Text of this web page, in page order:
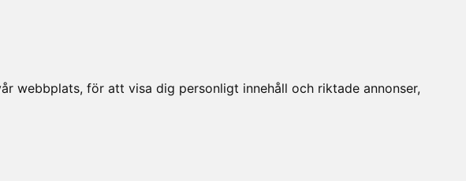
webbplats, för att visa dig personligt innehåll och riktade annonser,